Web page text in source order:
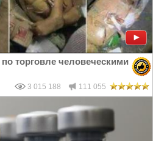
торговле человеческими
3 015 188 111 055